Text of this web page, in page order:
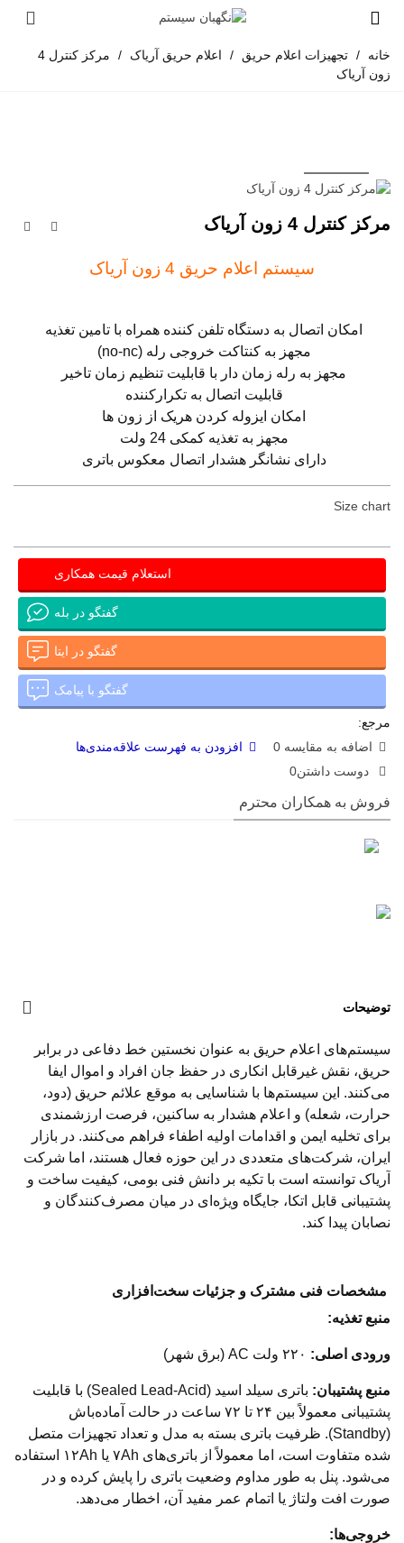
خانه / تجهیزات اعلام حریق / اعلام حریق آریاک /
مرکز کنترل 4
زون آریاک
مرکز کنترل 4 زون آریاک
سیستم اعلام حریق 4 زون آریاک
امکان اتصال به دستگاه تلفن کننده همراه با تامین تغذیه
مجهز به کنتاکت خروجی رله (no-nc)
مجهز به رله زمان دار با قابلیت تنظیم زمان تاخیر
قابلیت اتصال به تکرارکننده
امکان ایزوله کردن هریک از زون ها
مجهز به تغذیه کمکی 24 ولت
دارای نشانگر هشدار اتصال معکوس باتری
Size chart
استعلام قیمت همکاری
گفتگو در بله
گفتگو در ایتا
گفتگو با پیامک
مرجع:
اضافه به مقایسه 0
افزودن به فهرست علاقه‌مندی‌ها
دوست داشتن0
فروش به همکاران محترم
توضیحات
سیستم‌های اعلام حریق به عنوان نخستین خط دفاعی در برابر
حریق، نقش غیرقابل انکاری در حفظ جان افراد و اموال ایفا
می‌کنند. این سیستم‌ها با شناسایی به موقع علائم حریق (دود،
حرارت، شعله) و اعلام هشدار به ساکنین، فرصت ارزشمندی
برای تخلیه ایمن و اقدامات اولیه اطفاء فراهم می‌کنند. در بازار
ایران، شرکت‌های متعددی در این حوزه فعال هستند، اما شرکت
آریاک توانسته است با تکیه بر دانش فنی بومی، کیفیت ساخت و
پشتیبانی قابل اتکا، جایگاه ویژه‌ای در میان مصرف‌کنندگان و
نصابان پیدا کند.
مشخصات فنی مشترک و جزئیات سخت‌افزاری
منبع تغذیه:
ورودی اصلی:
منبع پشتیبان:
باتری سیلد اسید (Sealed Lead-Acid) با قابلیت
پشتیبانی معمولاً بین ۲۴ تا ۷۲ ساعت در حالت آماده‌باش
(Standby). ظرفیت باتری بسته به مدل و تعداد تجهیزات متصل
شده متفاوت است، اما معمولاً از باتری‌های ۷Ah یا ۱۲Ah استفاده
می‌شود. پنل به طور مداوم وضعیت باتری را پایش کرده و در
صورت افت ولتاژ یا اتمام عمر مفید آن، اخطار می‌دهد.
خروجی‌ها: